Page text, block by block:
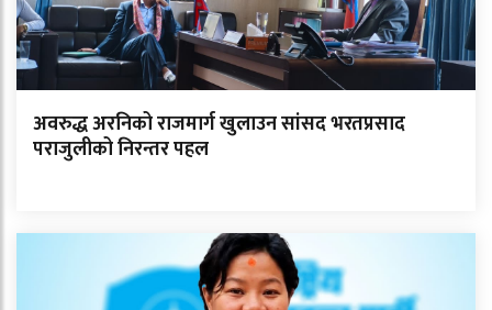
अवरुद्ध अरनिको राजमार्ग खुलाउन सांसद भरतप्रसाद
पराजुलीको निरन्तर पहल